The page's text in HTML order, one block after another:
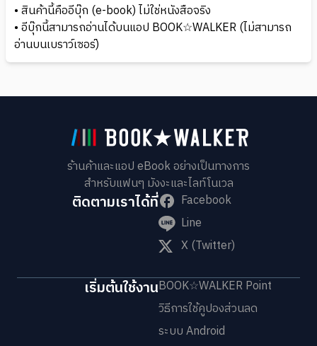
• สินค้านี้คืออีบุ๊ก (e-book) ไม่ใช่หนังสือจริง
• อีบุ๊กนี้สามารถอ่านได้บนแอป BOOK☆WALKER (ไม่สามารถ
อ่านบนเบราว์เซอร์)
ร้านค้าและแอป eBook อย่างเป็นทางการ
สำหรับแฟนๆ มังงะและไลท์โนเวล
ติดตามเราได้ที่
Facebook
Line
X (Twitter)
เริ่มต้นใช้งานBOOK☆WALKER Point
วิธีการใช้คูปองส่วนลด
ระบบ Android